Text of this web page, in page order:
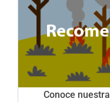
Conoce